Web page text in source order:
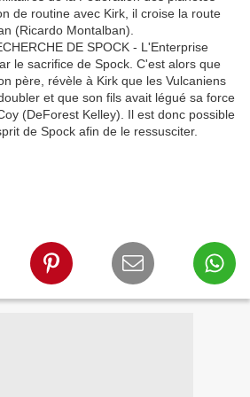
de routine avec Kirk, il croise la route
(Ricardo Montalban).
DE SPOCK - L'Enterprise
le sacrifice de Spock. C'est alors que
père, révèle à Kirk que les Vulcaniens
et que son fils avait légué sa force
(DeForest Kelley). Il est donc possible
de Spock afin de le ressusciter.